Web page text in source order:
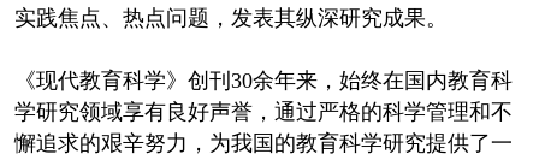
实践焦点、热点问题，发表其纵深研究成果。
《现代教育科学》创刊30余年来，始终在国内教育科
学研究领域享有良好声誉，通过严格的科学管理和不
懈追求的艰辛努力，为我国的教育科学研究提供了一